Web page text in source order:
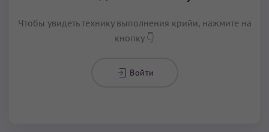
Чтобы увидеть технику выполнения крийи, нажмите на
кнопку 👇
Войти